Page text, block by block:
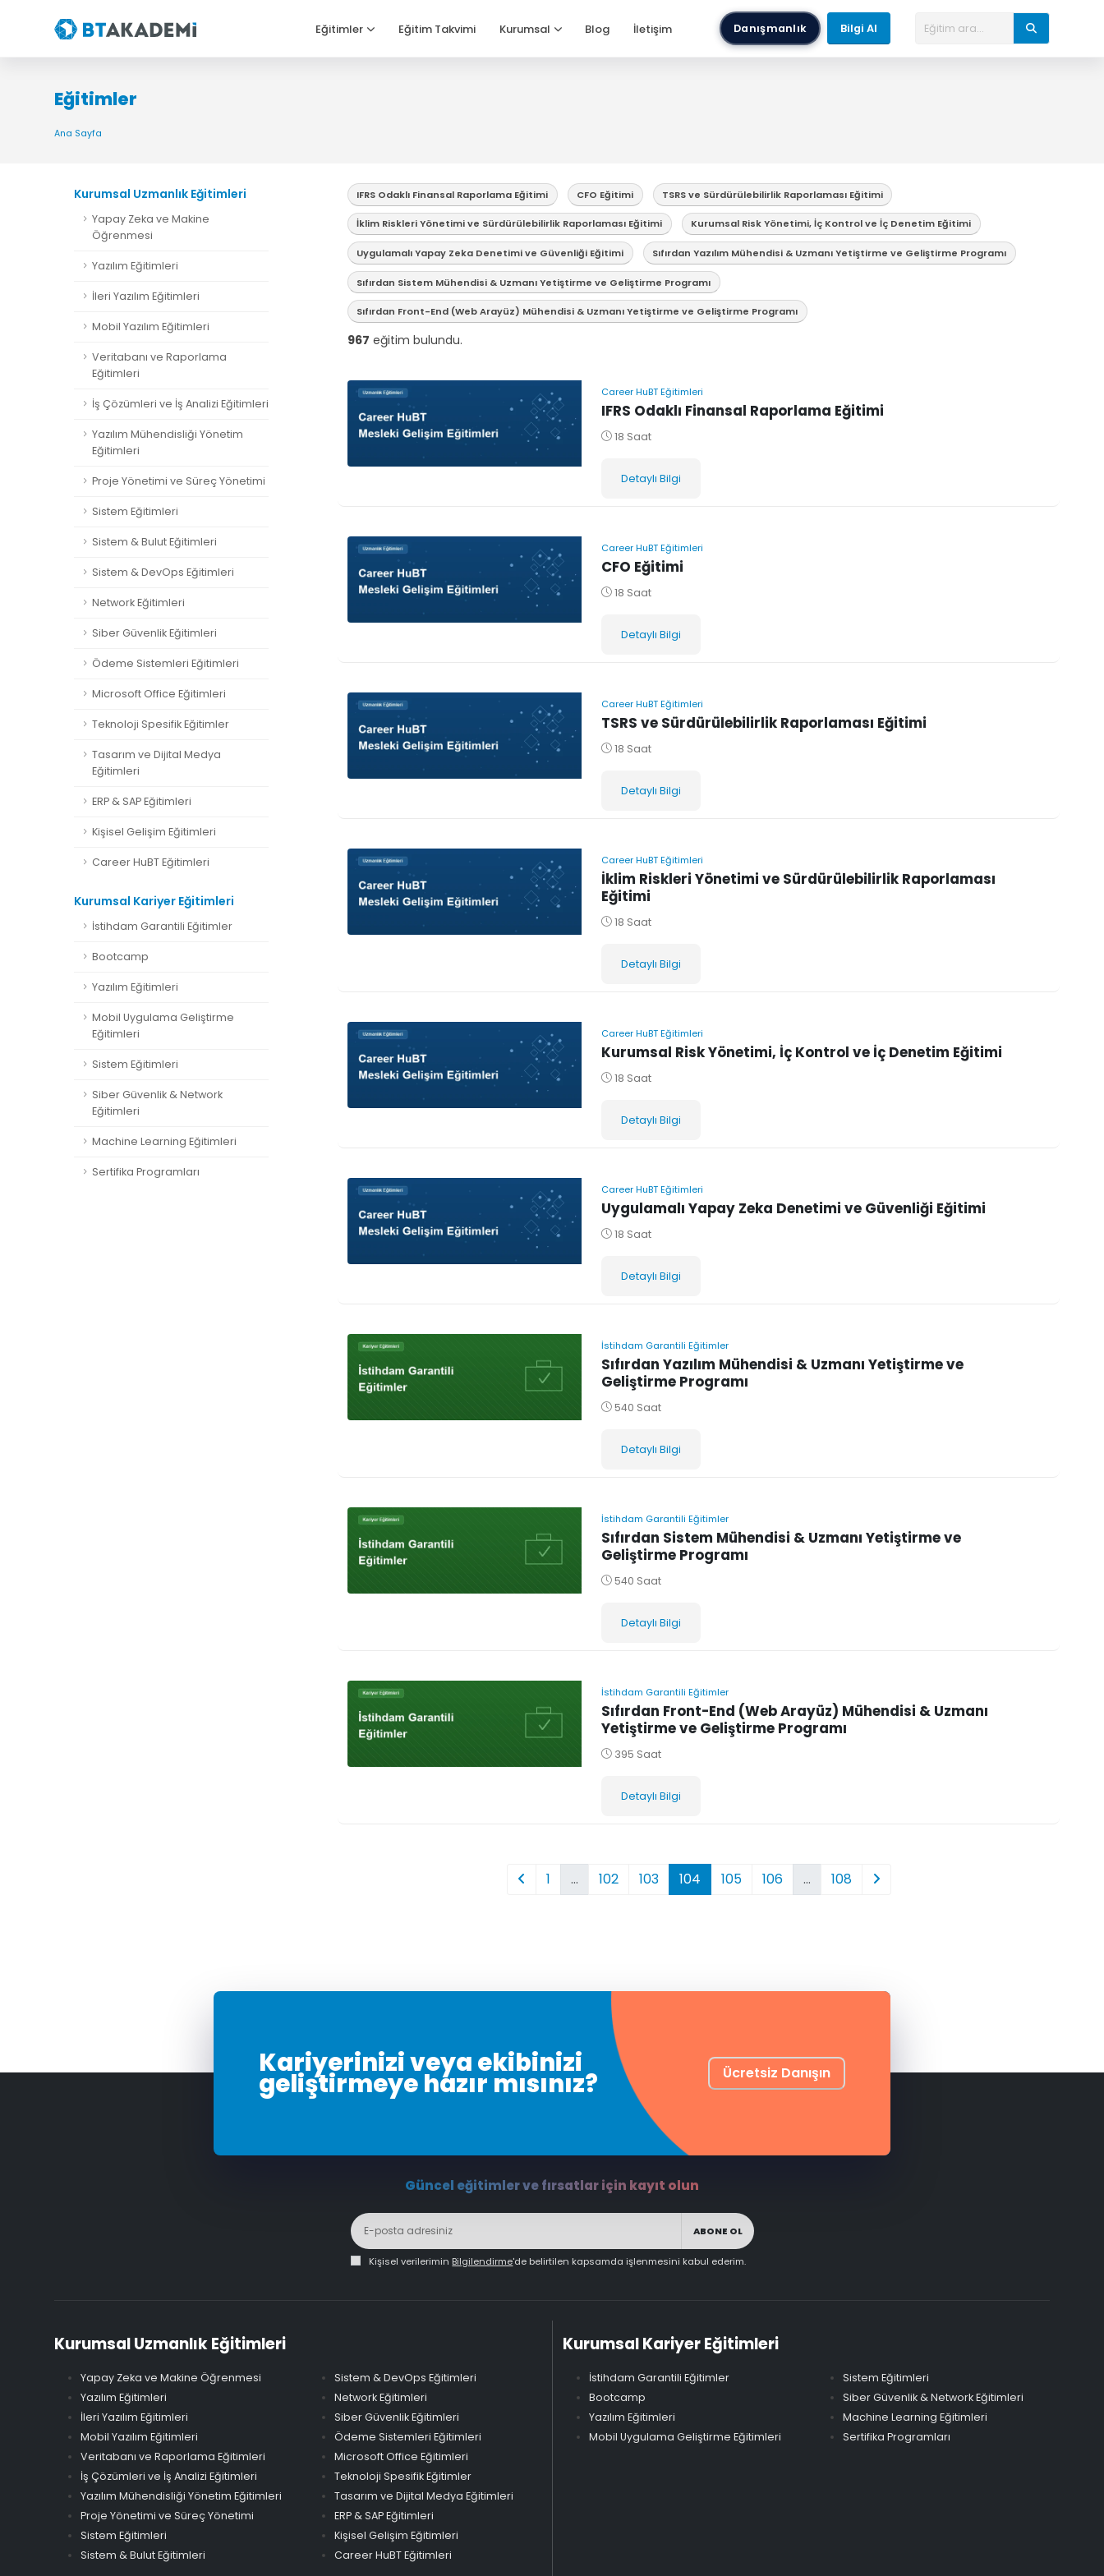
Eğitimler Eğitim Takvimi Kurumsal Blog İletişim Danışmanlık Bilgi Al
Eğitimler
Ana Sayfa
Kurumsal Uzmanlık Eğitimleri
Yapay Zeka ve Makine
Öğrenmesi
Yazılım Eğitimleri
İleri Yazılım Eğitimleri
Mobil Yazılım Eğitimleri
Veritabanı ve Raporlama
Eğitimleri
İş Çözümleri ve İş Analizi Eğitimleri
Yazılım Mühendisliği Yönetim
Eğitimleri
Proje Yönetimi ve Süreç Yönetimi
Sistem Eğitimleri
Sistem & Bulut Eğitimleri
Sistem & DevOps Eğitimleri
Network Eğitimleri
Siber Güvenlik Eğitimleri
Ödeme Sistemleri Eğitimleri
Microsoft Office Eğitimleri
Teknoloji Spesifik Eğitimler
Tasarım ve Dijital Medya
Eğitimleri
ERP & SAP Eğitimleri
Kişisel Gelişim Eğitimleri
Career HuBT Eğitimleri
Kurumsal Kariyer Eğitimleri
İstihdam Garantili Eğitimler
Bootcamp
Yazılım Eğitimleri
Mobil Uygulama Geliştirme
Eğitimleri
Sistem Eğitimleri
Siber Güvenlik & Network
Eğitimleri
Machine Learning Eğitimleri
Sertifika Programları
IFRS Odaklı Finansal Raporlama Eğitimi CFO Eğitimi TSRS ve Sürdürülebilirlik Raporlaması Eğitimi
İklim Riskleri Yönetimi ve Sürdürülebilirlik Raporlaması Eğitimi Kurumsal Risk Yönetimi, İç Kontrol ve İç Denetim Eğitimi
Uygulamalı Yapay Zeka Denetimi ve Güvenliği Eğitimi Sıfırdan Yazılım Mühendisi & Uzmanı Yetiştirme ve Geliştirme Programı
Sıfırdan Sistem Mühendisi & Uzmanı Yetiştirme ve Geliştirme Programı
Sıfırdan Front-End (Web Arayüz) Mühendisi & Uzmanı Yetiştirme ve Geliştirme Programı
967 eğitim bulundu.
Career HuBT Eğitimleri
IFRS Odaklı Finansal Raporlama Eğitimi
18 Saat
Detaylı Bilgi
Career HuBT Eğitimleri
CFO Eğitimi
18 Saat
Detaylı Bilgi
Career HuBT Eğitimleri
TSRS ve Sürdürülebilirlik Raporlaması Eğitimi
18 Saat
Detaylı Bilgi
Career HuBT Eğitimleri
İklim Riskleri Yönetimi ve Sürdürülebilirlik Raporlaması
Eğitimi
18 Saat
Detaylı Bilgi
Career HuBT Eğitimleri
Kurumsal Risk Yönetimi, İç Kontrol ve İç Denetim Eğitimi
18 Saat
Detaylı Bilgi
Career HuBT Eğitimleri
Uygulamalı Yapay Zeka Denetimi ve Güvenliği Eğitimi
18 Saat
Detaylı Bilgi
İstihdam Garantili Eğitimler
Sıfırdan Yazılım Mühendisi & Uzmanı Yetiştirme ve
Geliştirme Programı
540 Saat
Detaylı Bilgi
İstihdam Garantili Eğitimler
Sıfırdan Sistem Mühendisi & Uzmanı Yetiştirme ve
Geliştirme Programı
540 Saat
Detaylı Bilgi
İstihdam Garantili Eğitimler
Sıfırdan Front-End (Web Arayüz) Mühendisi & Uzmanı
Yetiştirme ve Geliştirme Programı
395 Saat
Detaylı Bilgi
1 … 102 103 104 105 106 … 108
Kariyerinizi veya ekibinizi
geliştirmeye hazır mısınız? Ücretsiz Danışın
Güncel eğitimler ve fırsatlar için kayıt olun
ABONE OL
Kişisel verilerimin Bilgilendirme'de belirtilen kapsamda işlenmesini kabul ederim.
Kurumsal Uzmanlık Eğitimleri
Yapay Zeka ve Makine Öğrenmesi
Yazılım Eğitimleri
İleri Yazılım Eğitimleri
Mobil Yazılım Eğitimleri
Veritabanı ve Raporlama Eğitimleri
İş Çözümleri ve İş Analizi Eğitimleri
Yazılım Mühendisliği Yönetim Eğitimleri
Proje Yönetimi ve Süreç Yönetimi
Sistem Eğitimleri
Sistem & Bulut Eğitimleri
Sistem & DevOps Eğitimleri
Network Eğitimleri
Siber Güvenlik Eğitimleri
Ödeme Sistemleri Eğitimleri
Microsoft Office Eğitimleri
Teknoloji Spesifik Eğitimler
Tasarım ve Dijital Medya Eğitimleri
ERP & SAP Eğitimleri
Kişisel Gelişim Eğitimleri
Career HuBT Eğitimleri
Kurumsal Kariyer Eğitimleri
İstihdam Garantili Eğitimler
Bootcamp
Yazılım Eğitimleri
Mobil Uygulama Geliştirme Eğitimleri
Sistem Eğitimleri
Siber Güvenlik & Network Eğitimleri
Machine Learning Eğitimleri
Sertifika Programları